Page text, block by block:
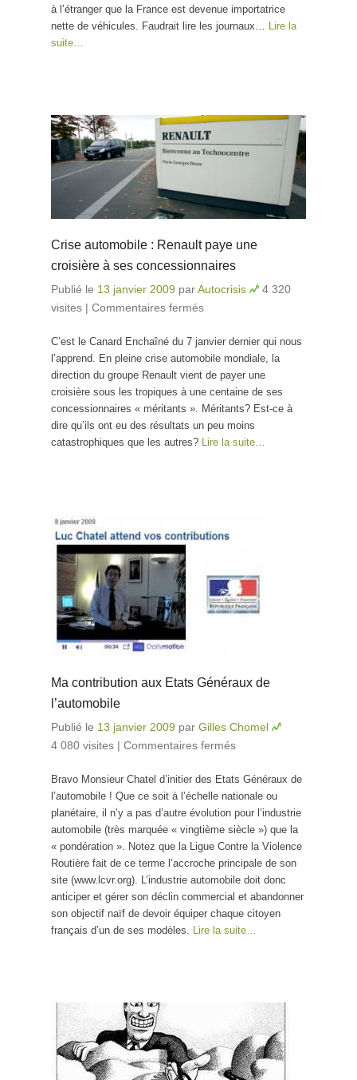
à l’étranger que la France est devenue importatrice
nette de véhicules. Faudrait lire les journaux… Lire la
suite…
Crise automobile : Renault paye une
croisière à ses concessionnaires
Publié le 13 janvier 2009 parAutocrisis
4 320
visites | Commentaires fermés
croisière à ses
concessionnaires
C’est le Canard Enchaîné du 7 janvier dernier qui nous
l’apprend. En pleine crise automobile mondiale, la
direction du groupe Renault vient de payer une
croisière sous les tropiques à une centaine de ses
concessionnaires « méritants ». Méritants? Est-ce à
dire qu’ils ont eu des résultats un peu moins
catastrophiques que les autres?
Lire la suite…
Ma contribution aux Etats Généraux de
l’automobile
Publié le 13 janvier 2009 par Gilles Chomel
4 080 visites | Commentaires fermés
Etats Généraux
de l’automobile
Bravo Monsieur Chatel d’initier des Etats Généraux de
l’automobile ! Que ce soit à l’échelle nationale ou
planétaire, il n’y a pas d’autre évolution pour l’industrie
automobile (très marquée « vingtième siècle ») que la
« pondération ». Notez que la Ligue Contre la Violence
Routière fait de ce terme l’accroche principale de son
site (www.lcvr.org). L’industrie automobile doit donc
anticiper et gérer son déclin commercial et abandonner
son objectif naïf de devoir équiper chaque citoyen
français d’un de ses modèles.
Lire la suite…